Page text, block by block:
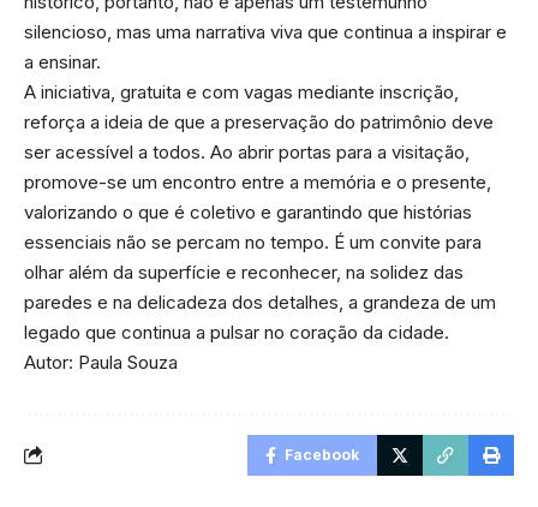
silencioso, mas uma narrativa viva que continua a inspirar e
a ensinar.
A iniciativa, gratuita e com vagas mediante inscrição,
reforça a ideia de que a preservação do patrimônio deve
ser acessível a todos. Ao abrir portas para a visitação,
promove-se um encontro entre a memória e o presente,
valorizando o que é coletivo e garantindo que histórias
essenciais não se percam no tempo. É um convite para
olhar além da superfície e reconhecer, na solidez das
paredes e na delicadeza dos detalhes, a grandeza de um
legado que continua a pulsar no coração da cidade.
Autor: Paula Souza
Facebook